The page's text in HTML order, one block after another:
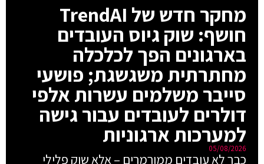
מחקר חדש של TrendAI
חושף: שוק גיוס העובדים
בארגונים הפך לכלכלה
מחתרתית משגשגת; פושעי
סייבר משלמים עשרות אלפי
דולרים לעובדים עבור גישה
למערכות ארגוניות
05/08/2026
כבר לא עובדים ממורמרים – אלא שוק פלילי